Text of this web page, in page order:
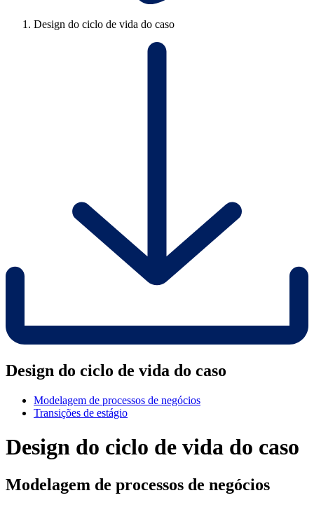
Design do ciclo de vida do caso
Design do ciclo de vida do caso
Modelagem de processos de negócios
Transições de estágio
Design do ciclo de vida do caso
Modelagem de processos de negócios